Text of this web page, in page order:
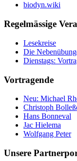
biodyn.wiki
Regelmässige
Lesekreise
Die
Dienstags:
Vortragende
Neu: Michael
Christoph
Hans Bonneval
Jac Hielema
Wolfgang Peter
Unsere